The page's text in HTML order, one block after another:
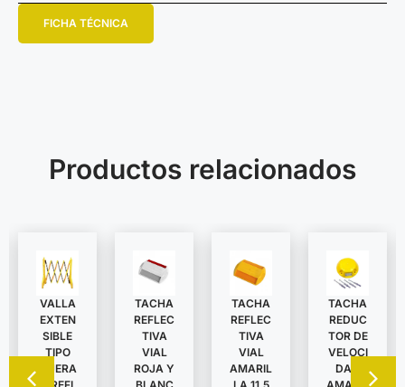
FICHA TÉCNICA
Productos relacionados
VALLA
EXTEN
SIBLE
TIPO
TIJERA
TACHA
REFLEC
TIVA
VIAL
ROJA Y
TACHA
REFLEC
TIVA
VIAL
AMARIL
TACHA
REDUC
TOR DE
VELOCI
DAD